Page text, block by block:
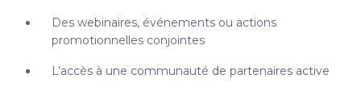
Des webinaires, événements ou actions
promotionnelles conjointes
L’accès à une communauté de partenaires active